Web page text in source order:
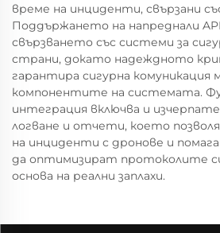
време на инциденти, свързани
Поддържането на напреднали API
свързването със системи за
страни, докато надеждното
гарантира сигурна комуникация
компонентите на системата.
интеграция включва и
логване и отчети, което
на инциденти с дронове и
да оптимизират протоколите
основа на реални заплахи.